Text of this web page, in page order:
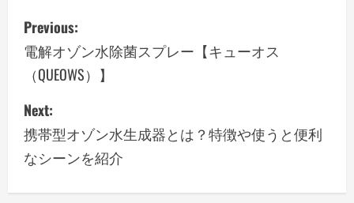
P
o
s
t
n
a
Previous:
電解オゾン水除菌スプレー【キューオス
（QUEOWS）】
Next:
携帯型オゾン水生成器とは？特徴や使うと便利
なシーンを紹介